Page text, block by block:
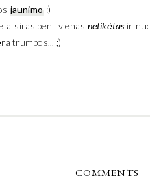
jaunimo :)
atsiras bent vienasnetikėtasir
trumpos... ;)
COMMENTS